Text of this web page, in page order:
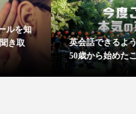
英会話できるようになるために
50歳から始めたこと